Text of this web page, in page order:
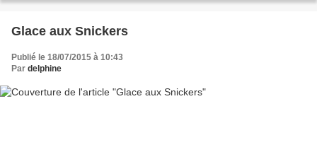
Glace aux Snickers
Publié le 18/07/2015 à 10:43
Par delphine